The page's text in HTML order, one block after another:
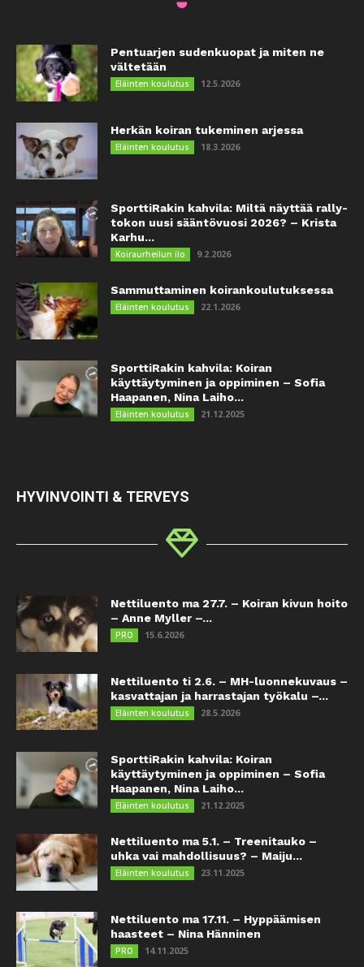
Pentuarjen sudenkuopat ja miten ne
vältetään
Eläinten koulutus 12.5.2026
Herkän koiran tukeminen arjessa
Eläinten koulutus 18.3.2026
SporttiRakin kahvila: Miltä näyttää rally-
tokon uusi sääntövuosi 2026? – Krista
Karhu...
Koiraurheilun ilo 9.2.2026
Sammuttaminen koirankoulutuksessa
Eläinten koulutus 22.1.2026
SporttiRakin kahvila: Koiran
käyttäytyminen ja oppiminen – Sofia
Haapanen, Nina Laiho...
Eläinten koulutus 21.12.2025
HYVINVOINTI & TERVEYS
Nettiluento ma 27.7. – Koiran kivun hoito
– Anne Myller –...
PRO 15.6.2026
Nettiluento ti 2.6. – MH-luonnekuvaus –
kasvattajan ja harrastajan työkalu –...
Eläinten koulutus 28.5.2026
SporttiRakin kahvila: Koiran
käyttäytyminen ja oppiminen – Sofia
Haapanen, Nina Laiho...
Eläinten koulutus 21.12.2025
Nettiluento ma 5.1. – Treenitauko –
uhka vai mahdollisuus? – Maiju...
Eläinten koulutus 23.11.2025
Nettiluento ma 17.11. – Hyppäämisen
haasteet – Nina Hänninen
PRO 14.11.2025